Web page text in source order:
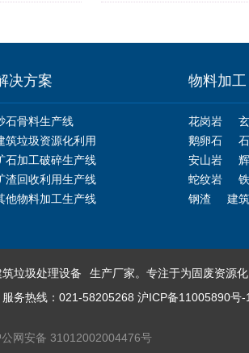
决方案 物料加工
石骨料生产线
筑垃圾资源化利用
石加工破碎生产线
渣回收利用生产线
他物料加工生产线
花岗岩
鹅卵石
安山岩
蛇纹岩
钢渣
建
筑垃圾处理设备
生产厂家。专注于为固废资源
务热线：021-58205268 沪ICP备11005890号-1
网安备 31012002004476号